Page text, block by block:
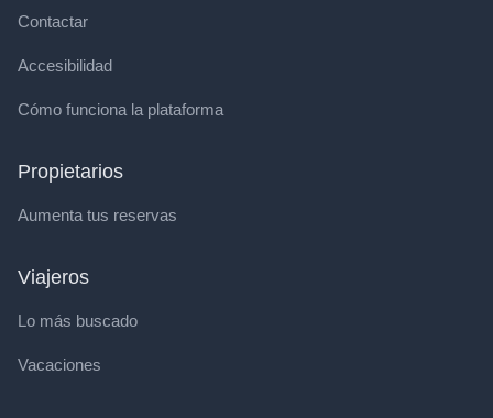
Contactar
Accesibilidad
Cómo funciona la plataforma
Propietarios
Aumenta tus reservas
Viajeros
Lo más buscado
Vacaciones